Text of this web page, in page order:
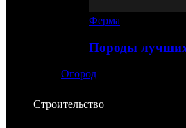
Ферма
Породы
Огород
Строительство